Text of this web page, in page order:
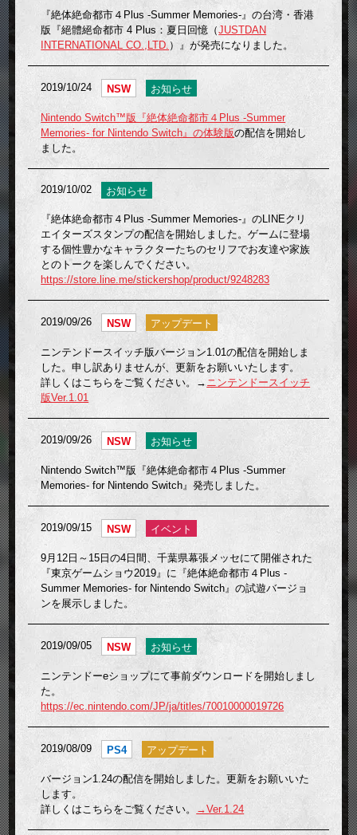
『絶体絶命都市４Plus -Summer Memories-』の台湾・香港
版『絕體絕命都市 4 Plus：夏日回憶（JUSTDAN
INTERNATIONAL CO.,LTD. ）』が発売になりました。
2019/10/24 NSW お知らせ
Nintendo Switch™版『絶体絶命都市４Plus -Summer
Memories- for Nintendo Switch』の体験版の配信を開始し
ました。
2019/10/02 お知らせ
『絶体絶命都市４Plus -Summer Memories-』のLINEクリ
エイターズスタンプの配信を開始しました。ゲームに登場
する個性豊かなキャラクターたちのセリフでお友達や家族
とのトークを楽しんでください。
https://store.line.me/stickershop/product/9248283
2019/09/26 NSW アップデート
ニンテンドースイッチ版バージョン1.01の配信を開始しま
した。申し訳ありませんが、更新をお願いいたします。
詳しくはこちらをご覧ください。→ニンテンドースイッチ
版Ver.1.01
2019/09/26 NSW お知らせ
Nintendo Switch™版『絶体絶命都市４Plus -Summer
Memories- for Nintendo Switch』発売しました。
2019/09/15 NSW イベント
9月12日～15日の4日間、千葉県幕張メッセにて開催された
『東京ゲームショウ2019』に『絶体絶命都市４Plus -
Summer Memories- for Nintendo Switch』の試遊バージョ
ンを展示しました。
2019/09/05 NSW お知らせ
ニンテンドーeショップにて事前ダウンロードを開始しまし
た。
https://ec.nintendo.com/JP/ja/titles/70010000019726
2019/08/09 PS4 アップデート
バージョン1.24の配信を開始しました。更新をお願いいた
します。
詳しくはこちらをご覧ください。
→Ver.1.24